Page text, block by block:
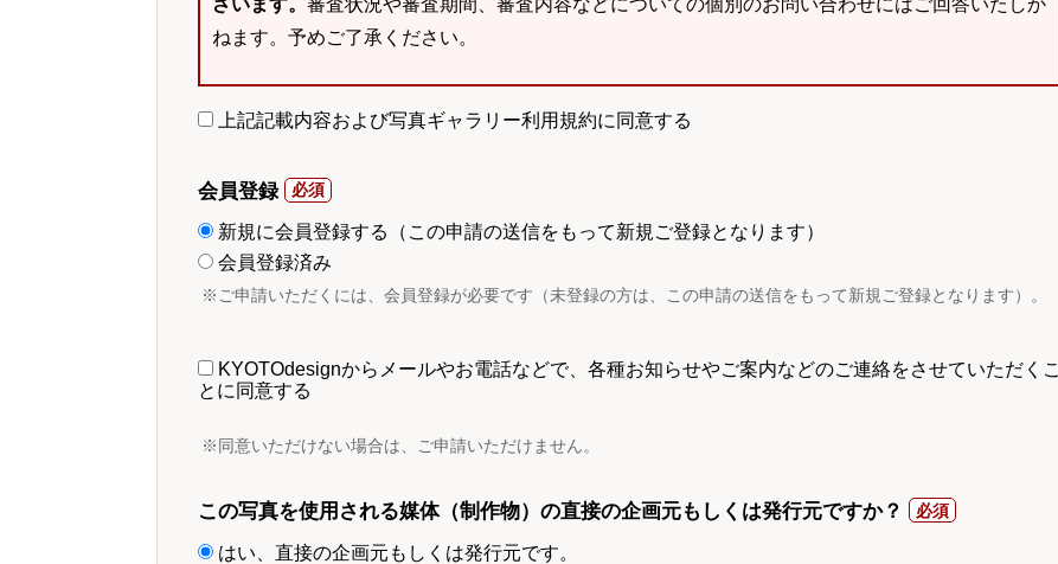
ざいます。 審査状況や審査期間、審査内容などについての個別のお問い合わせにはご回答いたしか
ねます。予めご了承ください。
上記記載内容および写真ギャラリー利用規約に同意する
会員登録
新規に会員登録する（この申請の送信をもって新規ご登録となります）
会員登録済み
※ご申請いただくには、会員登録が必要です（未登録の方は、この申請の送信をもって新規ご登録となります）。
KYOTOdesignからメールやお電話などで、各種お知らせやご案内などのご連絡をさせていただくこ
とに同意する
※同意いただけない場合は、ご申請いただけません。
この写真を使用される媒体（制作物）の直接の企画元もしくは発行元ですか？
はい、直接の企画元もしくは発行元です。